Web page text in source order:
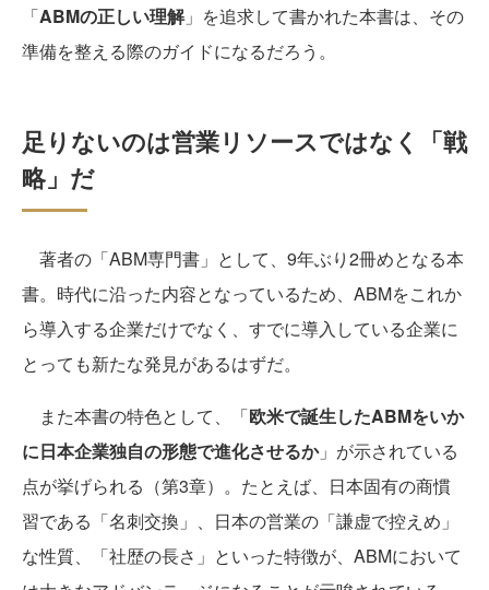
「ABMの正しい理解」を追求して書かれた本書は、その
準備を整える際のガイドになるだろう。
足りないのは営業リソースではなく「戦
略」だ
著者の「ABM専門書」として、9年ぶり2冊めとなる本
書。時代に沿った内容となっているため、ABMをこれか
ら導入する企業だけでなく、すでに導入している企業に
とっても新たな発見があるはずだ。
また本書の特色として、「欧米で誕生したABMをいか
に日本企業独自の形態で進化させるか」が示されている
点が挙げられる（第3章）。たとえば、日本固有の商慣
習である「名刺交換」、日本の営業の「謙虚で控えめ」
な性質、「社歴の長さ」といった特徴が、ABMにおいて